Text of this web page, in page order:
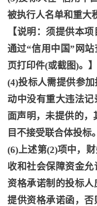
被执行人名单和重大
【说明：须提供本
通过“信用中国”网
页打印件(或截图)。】
(4)投标人需提供参
动中没有重大违法
面声明，未提供的，
目不接受联合体投标。
(6)上述第(2)项中，
收和社会保障资金
资格承诺制的投标
提供资格承诺函，